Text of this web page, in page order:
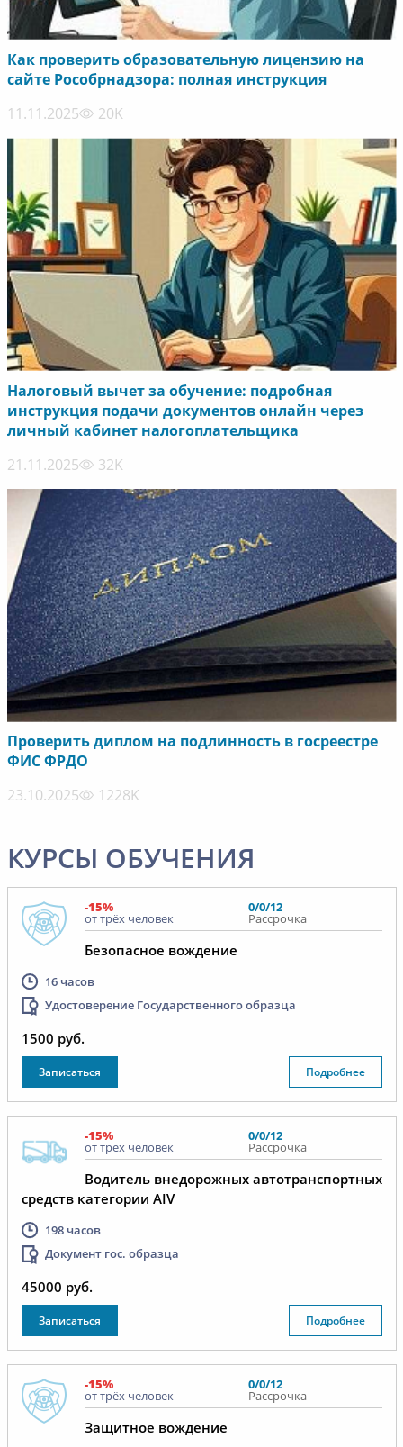
Как проверить образовательную лицензию на
сайте Рособрнадзора: полная инструкция
11.11.2025
20K
Налоговый вычет за обучение: подробная
инструкция подачи документов онлайн через
личный кабинет налогоплательщика
21.11.2025
32K
Проверить диплом на подлинность в госреестре
ФИС ФРДО
23.10.2025
1228K
КУРСЫ ОБУЧЕНИЯ
-15%
от трёх человек
0/0/12
Рассрочка
Безопасное вождение
16 часов
Удостоверение Государственного образца
1500 руб.
Записаться Подробнее
-15%
от трёх человек
0/0/12
Рассрочка
Водитель внедорожных автотранспортных
средств категории AIV
198 часов
Документ гос. образца
45000 руб.
Записаться Подробнее
-15%
от трёх человек
0/0/12
Рассрочка
Защитное вождение